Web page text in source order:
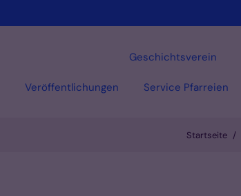
Veröffentlichungen Service Pfarreien
Geschichtsverein
Startseite